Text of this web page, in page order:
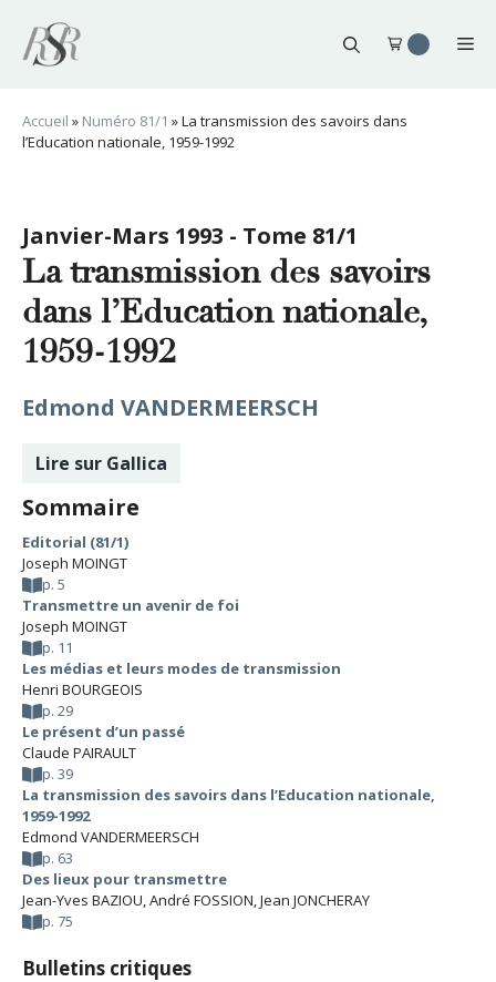
contenu
Accueil » Numéro 81/1 »La transmission des savoirs dans
l’Education nationale, 1959-1992
Janvier-Mars 1993 - Tome 81/1
La transmission des savoirs
dans l’Education nationale,
1959-1992
Edmond VANDERMEERSCH
Lire sur Gallica
Sommaire
Editorial (81/1)
Joseph MOINGT
p. 5
Transmettre un avenir de foi
Joseph MOINGT
p. 11
Les médias et leurs modes de transmission
Henri BOURGEOIS
p. 29
Le présent d’un passé
Claude PAIRAULT
p. 39
La transmission des savoirs dans l’Education nationale,
1959-1992
Edmond VANDERMEERSCH
p. 63
Des lieux pour transmettre
Jean-Yves BAZIOU,André FOSSION,Jean JONCHERAY
p. 75
Bulletins critiques